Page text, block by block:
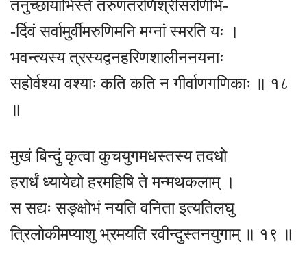
तनुच्छायाभिस्ते तरुणतरणिश्रीसरणिभि-
-र्दिवं सर्वामुर्वीमरुणिमनि मग्नां स्मरति यः ।
भवन्त्यस्य त्रस्यद्वनहरिणशालीननयनाः
सहोर्वश्या वश्याः कति कति न गीर्वाणगणिकाः ॥ १८
॥
मुखं बिन्दुं कृत्वा कुचयुगमधस्तस्य तदधो
हरार्धं ध्यायेद्यो हरमहिषि ते मन्मथकलाम् ।
स सद्यः सङ्क्षोभं नयति वनिता इत्यतिलघु
त्रिलोकीमप्याशु भ्रमयति रवीन्दुस्तनयुगाम् ॥ १९ ॥